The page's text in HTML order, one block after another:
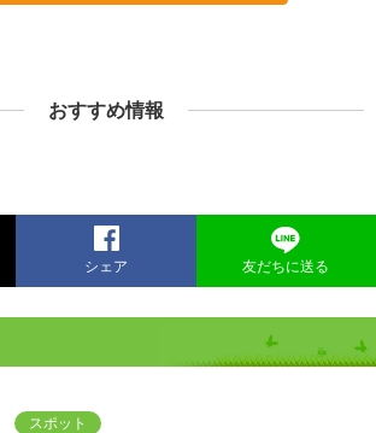
おすすめ情報
シェア 友だちに送る